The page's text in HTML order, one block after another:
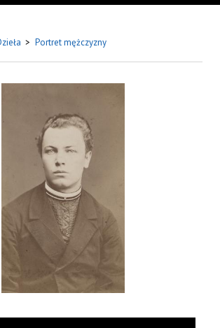
> Portret mężczyzny